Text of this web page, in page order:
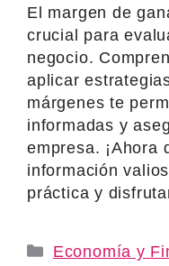
El margen de
crucial para
negocio.
aplicar
márgenes te
informadas y
empresa. ¡Ahora
información
práctica y
Categories
Economía y